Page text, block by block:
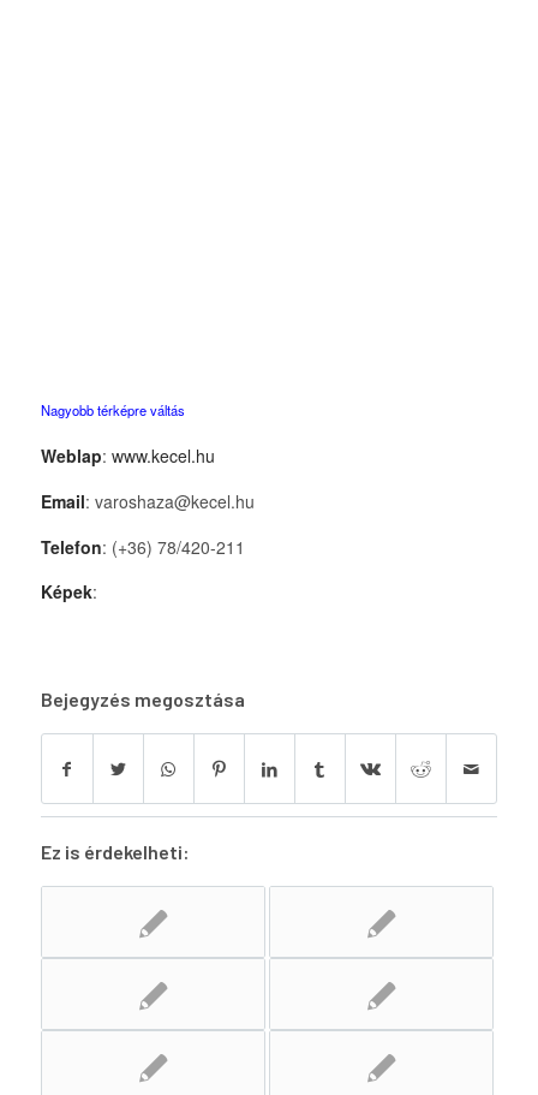
Nagyobb térképre váltás
Weblap: www.kecel.hu
Email: varoshaza@kecel.hu
Telefon: (+36) 78/420-211
Képek:
Bejegyzés megosztása
Ez is érdekelheti: